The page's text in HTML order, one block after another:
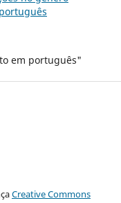
em português"
Creative Commons